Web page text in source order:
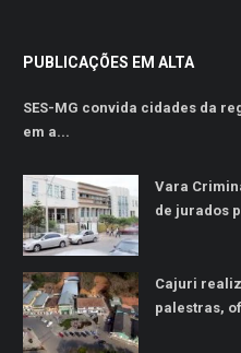
PUBLICAÇÕES EM ALTA
SES-MG convida cidades da
em a...
Vara
de jurados
Cajuri
palestras,